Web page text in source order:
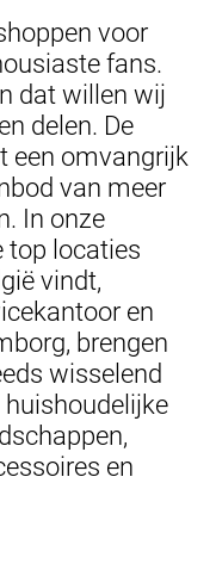
voor
fans.
dat willen wij
delen. De
een omvangrijk
van meer
In onze
top locaties
vindt,
en
brengen
wisselend
en